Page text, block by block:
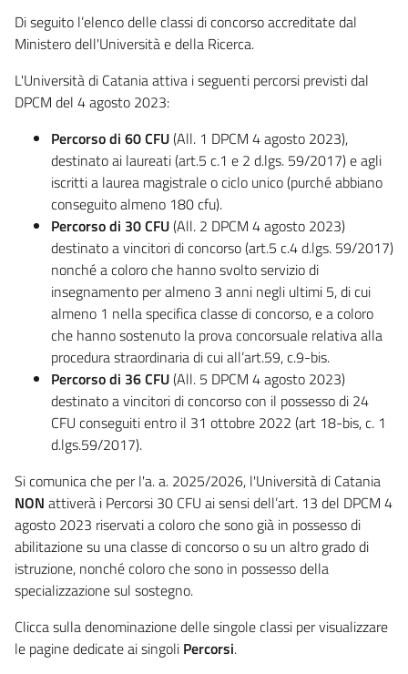
Di seguito l’elenco delle classi di concorso accreditate dal
Ministero dell'Università e della Ricerca.
L'Università di Catania attiva i seguenti percorsi previsti dal
DPCM del 4 agosto 2023:
Percorso di 60 CFU(All. 1 DPCM 4 agosto 2023),
destinato ai laureati (art.5 c.1 e 2 d.lgs. 59/2017) e agli
iscritti a laurea magistrale o ciclo unico (purché abbiano
conseguito almeno 180 cfu).
Percorso di 30 CFU(All. 2 DPCM 4 agosto 2023)
destinato a vincitori di concorso (art.5 c.4 d.lgs. 59/2017)
nonché a coloro che hanno svolto servizio di
insegnamento per almeno 3 anni negli ultimi 5, di cui
almeno 1 nella specifica classe di concorso, e a coloro
che hanno sostenuto la prova concorsuale relativa alla
procedura straordinaria di cui all’art.59, c.9-bis.
Percorso di 36 CFU(All. 5 DPCM 4 agosto 2023)
destinato a vincitori di concorso con il possesso di 24
CFU conseguiti entro il 31 ottobre 2022 (art 18-bis, c. 1
d.lgs.59/2017).
Si comunica che per l'a. a. 2025/2026, l'Università di Catania
NON attiverà i Percorsi 30 CFU ai sensi dell’art. 13 del DPCM 4
agosto 2023 riservati a coloro che sono già in possesso di
abilitazione su una classe di concorso o su un altro grado di
istruzione, nonché coloro che sono in possesso della
specializzazione sul sostegno.
Clicca sulla denominazione delle singole classi per visualizzare
le pagine dedicate ai singoli Percorsi.